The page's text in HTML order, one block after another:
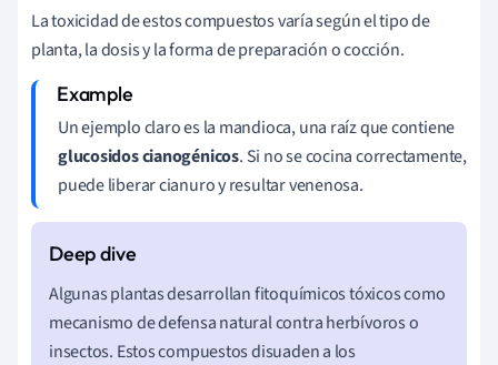
La toxicidad de estos compuestos varía según el tipo de
planta, la dosis y la forma de preparación o cocción.
Un ejemplo claro es la mandioca, una raíz que contiene
glucosidos cianogénicos. Si no se cocina correctamente,
puede liberar cianuro y resultar venenosa.
Algunas plantas desarrollan fitoquímicos tóxicos como
mecanismo de defensa natural contra herbívoros o
insectos. Estos compuestos disuaden a los